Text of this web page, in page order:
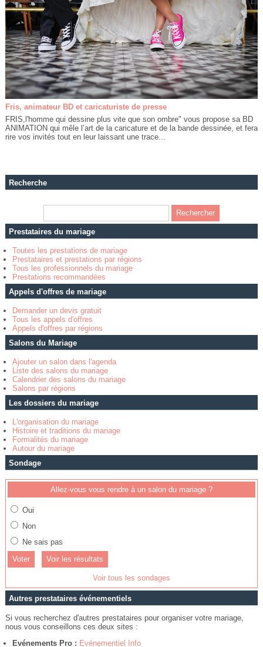
Fris, animateur BD et caricaturiste de presse
FRIS,l'homme qui dessine plus vite que son ombre" vous propose sa BD
ANIMATION qui mêle l’art de la caricature et de la bande dessinée, et fera
rire vos invités tout en leur laissant une trace...
Recherche
Prestataires du mariage
Toutes les prestations de mariage
Prestataires et prestations par régions
Tous les professionnels du mariage
Prestations recommandées
Appels d'offres de mariage
Demander un devis gratuit
Tous les appels d'offres
Appels d'offres par régions
Salons du Mariage
Ajouter un salon dans l'agenda
Liste des salons du mariage
Calendrier des salons du mariage
Salons par régions
Les dossiers du mariage
L'organisation du mariage
Histoire et traditions du mariage
Formalités du mariage
Autour du mariage
Sondage
Allez-vous vous rendre à un salon du mariage ?
Oui
Non
Ne sais pas
Voir les résultats
Voir tous les sondages
Autres prestataires événementiels
Si vous recherchez d'autres prestataires pour organiser votre mariage,
nous vous conseillons ces deux sites :
Evénements Pro : Evénementiel Info